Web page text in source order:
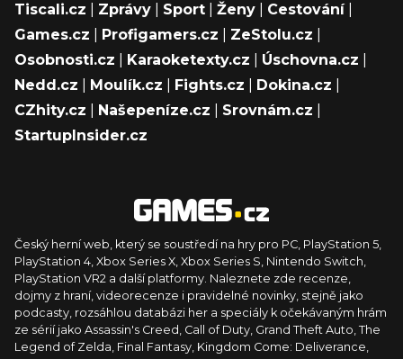
Tiscali.cz Zprávy Sport Ženy Cestování|
Games.cz
Profigamers.cz ZeStolu.cz
Osobnosti.cz
Karaoketexty.cz Úschovna.cz
Nedd.cz
Moulík.cz Fights.cz Dokina.cz
CZhity.cz
Našepeníze.cz Srovnám.cz
StartupInsider.cz
Český herní web, který se soustředí na hry pro PC, PlayStation 5,
PlayStation 4, Xbox Series X, Xbox Series S, Nintendo Switch,
PlayStation VR2 a další platformy. Naleznete zde recenze,
dojmy z hraní, videorecenze i pravidelné novinky, stejně jako
podcasty, rozsáhlou databázi her a speciály k očekávaným hrám
ze sérií jako Assassin's Creed, Call of Duty, Grand Theft Auto, The
Legend of Zelda, Final Fantasy, Kingdom Come: Deliverance,